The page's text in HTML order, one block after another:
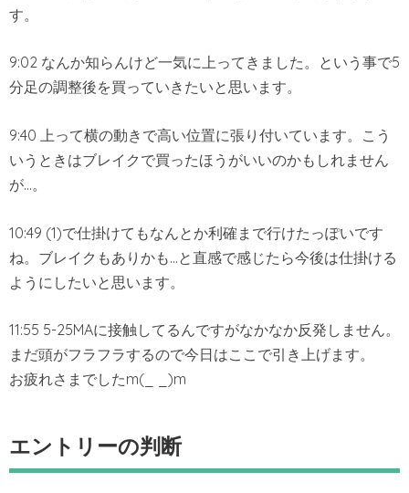
す。
9:02 なんか知らんけど一気に上ってきました。という事で5
分足の調整後を買っていきたいと思います。
9:40 上って横の動きで高い位置に張り付いています。こう
いうときはブレイクで買ったほうがいいのかもしれません
が…。
10:49 (1)で仕掛けてもなんとか利確まで行けたっぽいです
ね。ブレイクもありかも…と直感で感じたら今後は仕掛ける
ようにしたいと思います。
11:55 5-25MAに接触してるんですがなかなか反発しません。
まだ頭がフラフラするので今日はここで引き上げます。
お疲れさまでしたm(_ _)m
エントリーの判断